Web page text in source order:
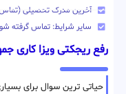
آخرین مدرک تحصیلی
سایر شرایط: تماس گرفته
رفع ریجکتی ویزا کاری
حیاتی ترین سوال برای